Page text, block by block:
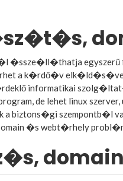
�ssze�ll�thatja
a k�rdő�v
informatikai
de lehet linux
a biztons�gi
�s webt�rhely